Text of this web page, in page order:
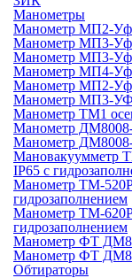
Манометры
Манометр МП2-
Манометр МП3-
Манометр МП3-
Манометр МП4-
Манометр МП2-
Манометр МП3-
Манометр ТМ1
Манометр
Манометр
Мановакуумметр
IP65 c
Манометр ТМ-
гидрозаполнением
Манометр ТМ-
гидрозаполнением
Манометр ФТ
Манометр ФТ
Обтираторы